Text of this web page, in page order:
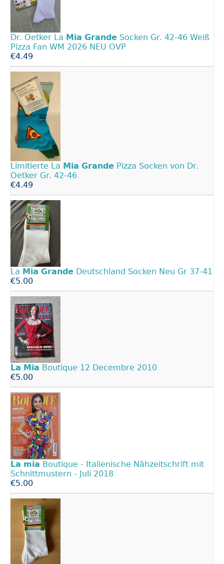
Dr. Oetker La Mia Grande Socken Gr. 42-46 Weiß
Pizza Fan WM 2026 NEU OVP
€4.49
Limitierte La Mia Grande Pizza Socken von Dr.
Oetker Gr. 42-46
€4.49
La Mia Grande Deutschland Socken Neu Gr 37-41
€5.00
La Mia Boutique 12 Decembre 2010
€5.00
La mia Boutique - Italienische Nähzeitschrift mit
Schnittmustern - Juli 2018
€5.00